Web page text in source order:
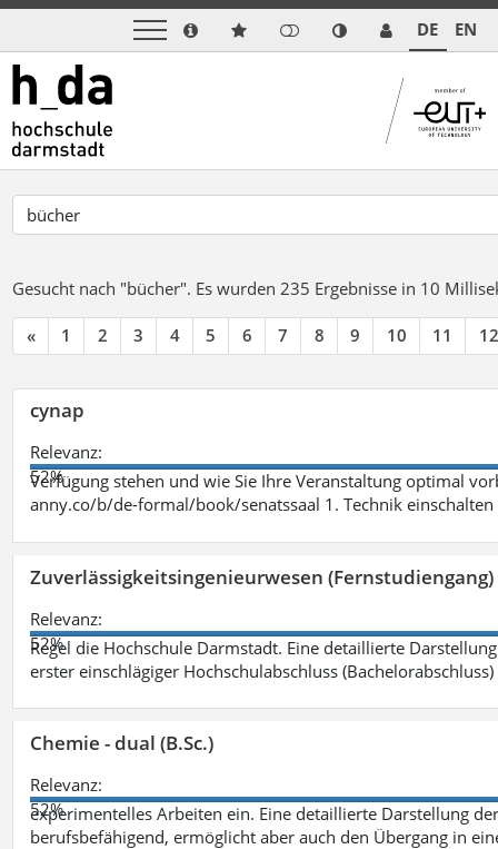
DE EN
Gesucht nach "bücher". Es wurden 235 Ergebnisse in 10
« 1 2 3 4 5 6 7 8 9 10 11 12
cynap
Relevanz:
52%
Verfügung stehen und wie Sie Ihre Veranstaltung optimal
anny.co/b/de-formal/book/senatssaal 1. Technik
Zuverlässigkeitsingenieurwesen (Fernstudiengang)
Relevanz:
52%
Regel die Hochschule Darmstadt. Eine detaillierte
erster einschlägiger Hochschulabschluss
Chemie - dual (B.Sc.)
Relevanz:
52%
experimentelles Arbeiten ein. Eine detaillierte Darstellung
berufsbefähigend, ermöglicht aber auch den Übergang in